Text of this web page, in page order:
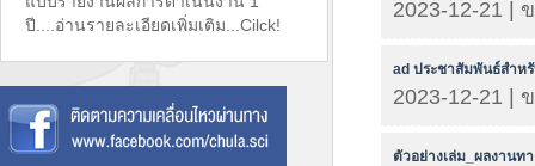
ปี....อ่านรายละเอียดเพิ่มเติม...Cilck!
2023-12-21 |
ad ประชาสัมพันธ์สำห
2023-12-21 |
ตัวอย่างเล่ม_ผลงานท